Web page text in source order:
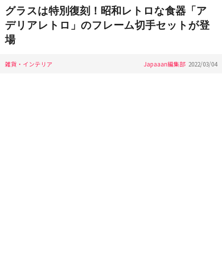
グラスは特別復刻！昭和レトロな食器「ア
デリアレトロ」のフレーム切手セットが登
場
雑貨・インテリア Japaaan編集部 2022/03/04